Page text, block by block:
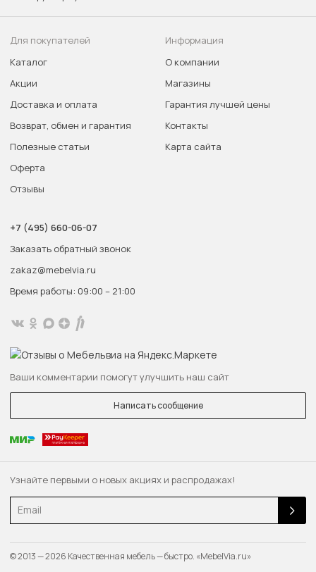
Узнайте первыми о новых акциях и распродажах!
Email
Для покупателей
Каталог
Акции
Доставка и оплата
Возврат, обмен и гарантия
Полезные статьи
Оферта
Отзывы
Информация
О компании
Магазины
Гарантия лучшей цены
Контакты
Карта сайта
+7 (495) 660-06-07
Заказать обратный звонок
zakaz@mebelvia.ru
Время работы: 09:00 – 21:00
Ваши комментарии помогут улучшить наш сайт
Написать сообщение
© 2013 — 2026 Качественная мебель — быстро. «MebelVia.ru»